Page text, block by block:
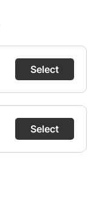
Select
Select